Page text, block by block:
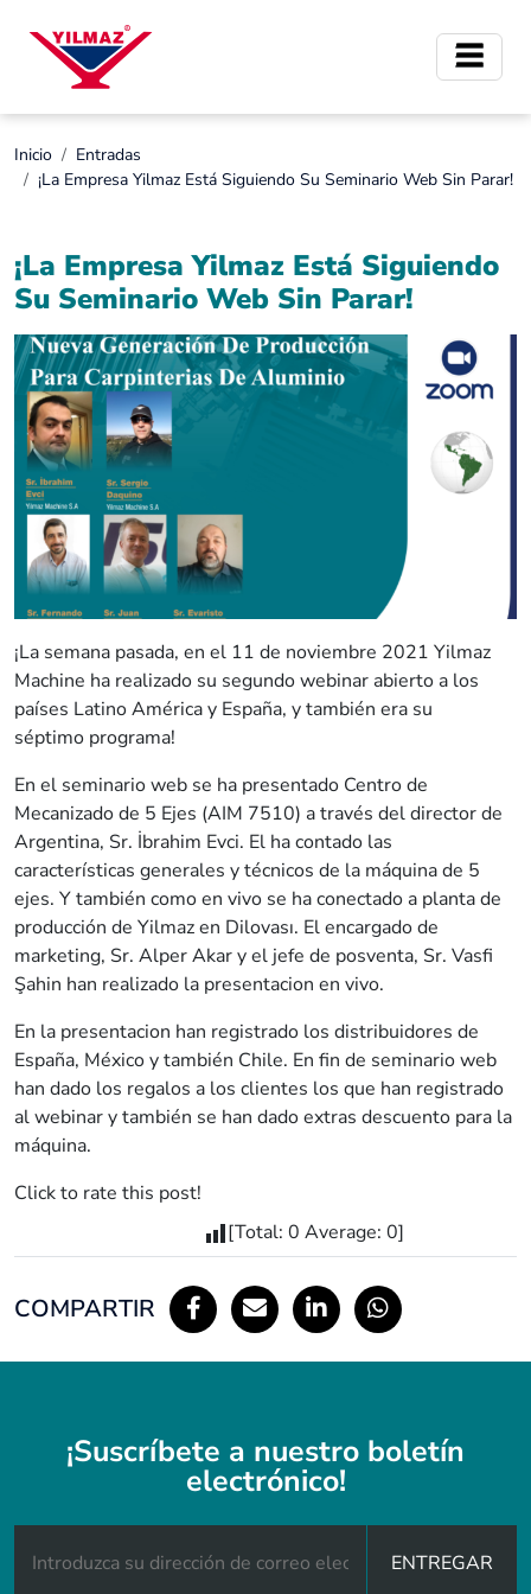
Inicio
Entradas
¡La Empresa Yilmaz Está Siguiendo Su Seminario Web Sin Parar!
¡La Empresa Yilmaz Está Siguiendo
Su Seminario Web Sin Parar!
¡La semana pasada, en el 11 de noviembre 2021 Yilmaz
Machine ha realizado su segundo webinar abierto a los
países Latino América y España, y también era su
séptimo programa!
En el seminario web se ha presentado Centro de
Mecanizado de 5 Ejes (AIM 7510) a través del director de
Argentina, Sr. İbrahim Evci. El ha contado las
características generales y técnicos de la máquina de 5
ejes. Y también como en vivo se ha conectado a planta de
producción de Yilmaz en Dilovası. El encargado de
marketing, Sr. Alper Akar y el jefe de posventa, Sr. Vasfi
Şahin han realizado la presentacion en vivo.
En la presentacion han registrado los distribuidores de
España, México y también Chile. En fin de seminario web
han dado los regalos a los clientes los que han registrado
al webinar y también se han dado extras descuento para la
máquina.
Click to rate this post!
[Total: 0 Average: 0]
COMPARTIR
¡Suscríbete a nuestro boletín
electrónico!
ENTREGAR